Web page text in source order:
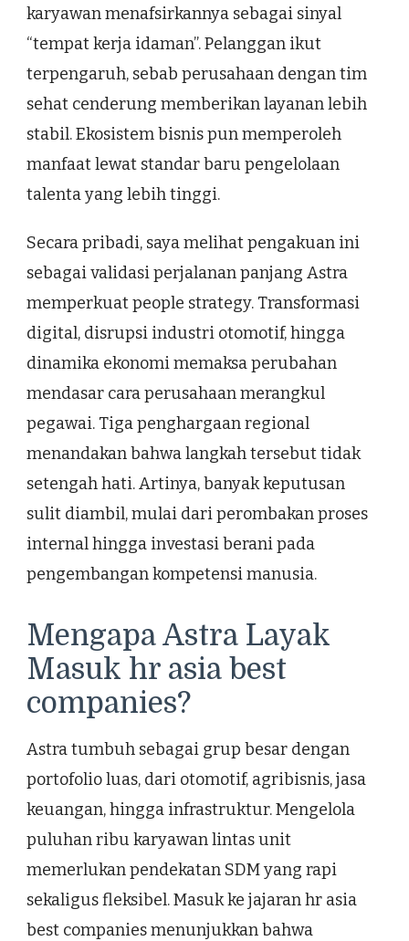
karyawan menafsirkannya sebagai sinyal
“tempat kerja idaman”. Pelanggan ikut
terpengaruh, sebab perusahaan dengan tim
sehat cenderung memberikan layanan lebih
stabil. Ekosistem bisnis pun memperoleh
manfaat lewat standar baru pengelolaan
talenta yang lebih tinggi.
Secara pribadi, saya melihat pengakuan ini
sebagai validasi perjalanan panjang Astra
memperkuat people strategy. Transformasi
digital, disrupsi industri otomotif, hingga
dinamika ekonomi memaksa perubahan
mendasar cara perusahaan merangkul
pegawai. Tiga penghargaan regional
menandakan bahwa langkah tersebut tidak
setengah hati. Artinya, banyak keputusan
sulit diambil, mulai dari perombakan proses
internal hingga investasi berani pada
pengembangan kompetensi manusia.
Mengapa Astra Layak
Masuk hr asia best
companies?
Astra tumbuh sebagai grup besar dengan
portofolio luas, dari otomotif, agribisnis, jasa
keuangan, hingga infrastruktur. Mengelola
puluhan ribu karyawan lintas unit
memerlukan pendekatan SDM yang rapi
sekaligus fleksibel. Masuk ke jajaran hr asia
best companies menunjukkan bahwa